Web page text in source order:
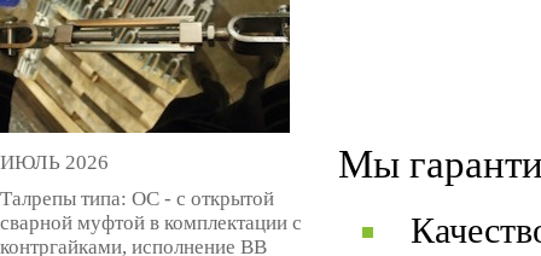
Мы
ИЮЛЬ 2026
Талрепы типа: ОС - с открытой
сварной муфтой в комплектации с
контргайками, исполнение ВВ